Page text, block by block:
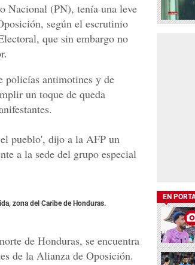
Nacional (PN), tenía una leve
según el escrutinio
que sin embargo no
policías antimotines y de
un toque de queda
pueblo', dijo a la AFP un
a la sede del grupo especial
zona del Caribe de Honduras.
de Honduras, se encuentra
de la Alianza de Oposición.
EN